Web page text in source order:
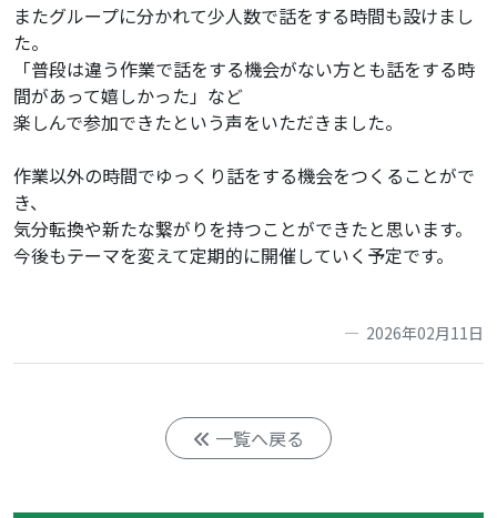
またグループに分かれて少人数で話をする時間も設けまし
た。
「普段は違う作業で話をする機会がない方とも話をする時
間があって嬉しかった」など
楽しんで参加できたという声をいただきました。
作業以外の時間でゆっくり話をする機会をつくることがで
き、
気分転換や新たな繋がりを持つことができたと思います。
今後もテーマを変えて定期的に開催していく予定です。
2026年02月11日
一覧へ戻る